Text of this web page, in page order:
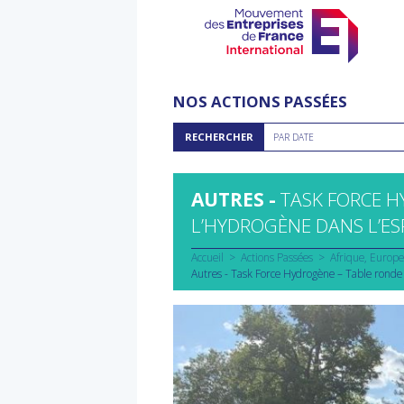
NOS ACTIONS PASSÉES
RECHERCHER
Rechercher
parPAR DATE
AUTRES - TASK FORCE
L’HYDROGÈNE DANS
Accueil Actions Passées Afrique Europe
Autres - Task Force Hydrogène – Table